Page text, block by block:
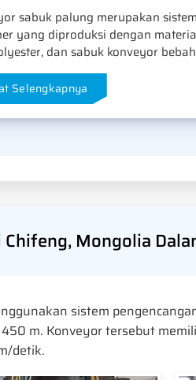
sabuk palung merupakan
yang diproduksi dengan
dan sabuk konveyor
Selengkapnya
Mongolia
sistem
m. Konveyor tersebut
detik.